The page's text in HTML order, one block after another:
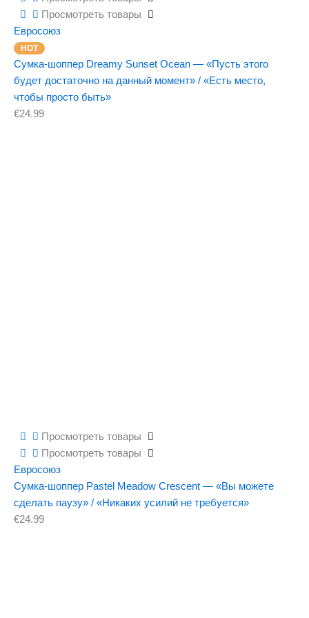
Просмотреть товары
Евросоюз
Сумка-шоппер Dreamy Sunset Ocean — «Пусть этого
будет достаточно на данный момент» / «Есть место,
чтобы просто быть»
€24.99
Просмотреть товары
Просмотреть товары
Евросоюз
Сумка-шоппер Pastel Meadow Crescent — «Вы можете
сделать паузу» / «Никаких усилий не требуется»
€24.99